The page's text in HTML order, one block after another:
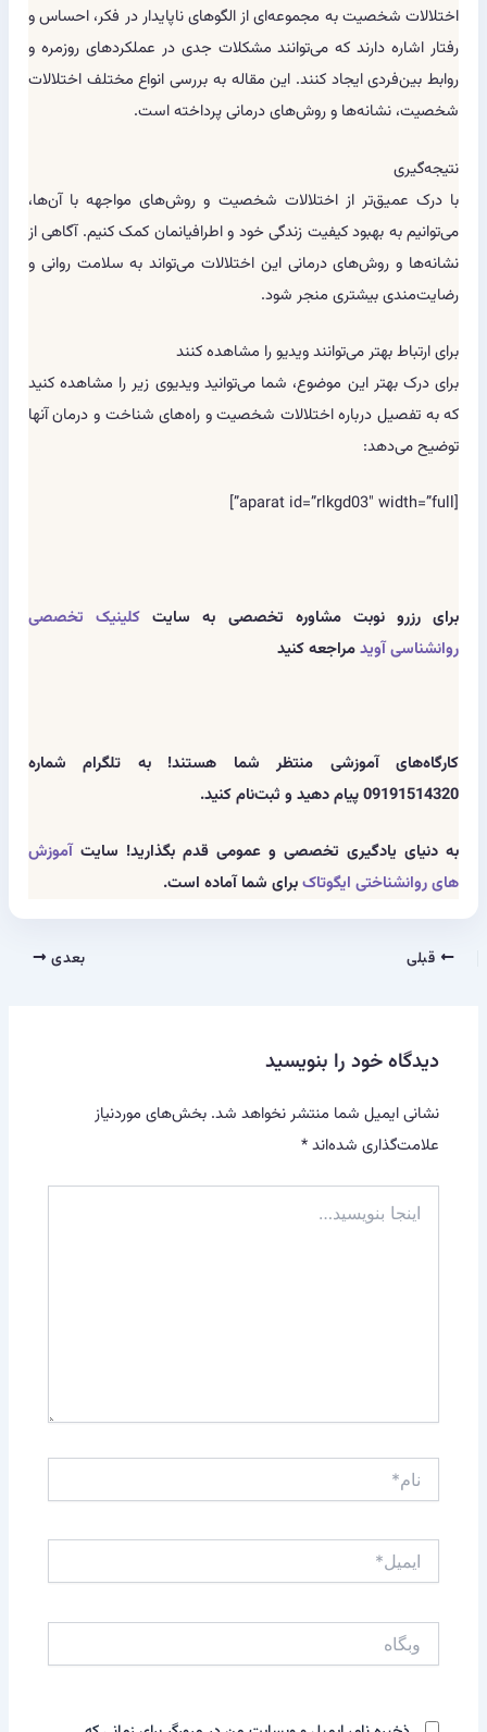
اختلالات شخصیت به مجموعه‌ای از الگوهای ناپایدار در فکر، احساس و
رفتار اشاره دارند که می‌توانند مشکلات جدی در عملکردهای روزمره و
روابط بین‌فردی ایجاد کنند. این مقاله به بررسی انواع مختلف اختلالات
شخصیت، نشانه‌ها و روش‌های درمانی پرداخته است.
نتیجه‌گیری
با درک عمیق‌تر از اختلالات شخصیت و روش‌های مواجهه با آن‌ها،
می‌توانیم به بهبود کیفیت زندگی خود و اطرافیانمان کمک کنیم. آگاهی از
نشانه‌ها و روش‌های درمانی این اختلالات می‌تواند به سلامت روانی و
رضایت‌مندی بیشتری منجر شود.
برای ارتباط بهتر می‌توانند ویدیو را مشاهده کنند
برای درک بهتر این موضوع، شما می‌توانید ویدیوی زیر را مشاهده کنید
که به تفصیل درباره اختلالات شخصیت و راه‌های شناخت و درمان آنها
توضیح می‌دهد:
[aparat id=”rlkgd03″ width=”full”]
برای رزرو نوبت مشاوره تخصصی به سایت کلینیک تخصصی
روانشناسی آویدمراجعه کنید
کارگاه‌های آموزشی منتظر شما هستند! به تلگرام شماره
09191514320 پیام دهید و ثبت‌نام کنید.
به دنیای یادگیری تخصصی و عمومی قدم بگذارید! سایتآموزش
های روانشناختی ایگوتاکبرای شما آماده است.
قبلی بعدی
دیدگاه‌ خود را بنویسید
نشانی ایمیل شما منتشر نخواهد شد. بخش‌های موردنیاز
علامت‌گذاری شده‌اند*
بنویسید…
نام*
ایمیل*